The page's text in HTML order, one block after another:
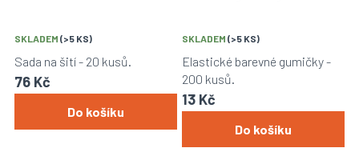
SKLADEM (>5 KS)
76 Kč
Do košíku
Sada na šití - 20 kusů.
SKLADEM (>5 KS)
13 Kč
Do košíku
Elastické barevné gumičky -
200 kusů.